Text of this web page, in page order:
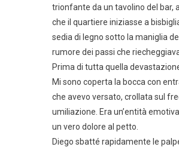
trionfante da un tavolino del bar,
che il quartiere iniziasse a
sedia di legno sotto la maniglia
rumore dei passi che
Prima di tutta quella
Mi sono coperta la bocca con
che avevo versato, crollata sul
umiliazione. Era un’entità
un vero dolore al petto.
Diego sbatté rapidamente le